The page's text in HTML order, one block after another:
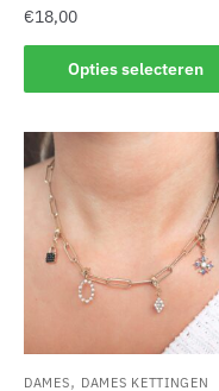
€18,00
Opties selecteren
product
meerdere
variaties.
Deze
optie
kan
gekozen
de
DAMES, DAMES KETTINGEN